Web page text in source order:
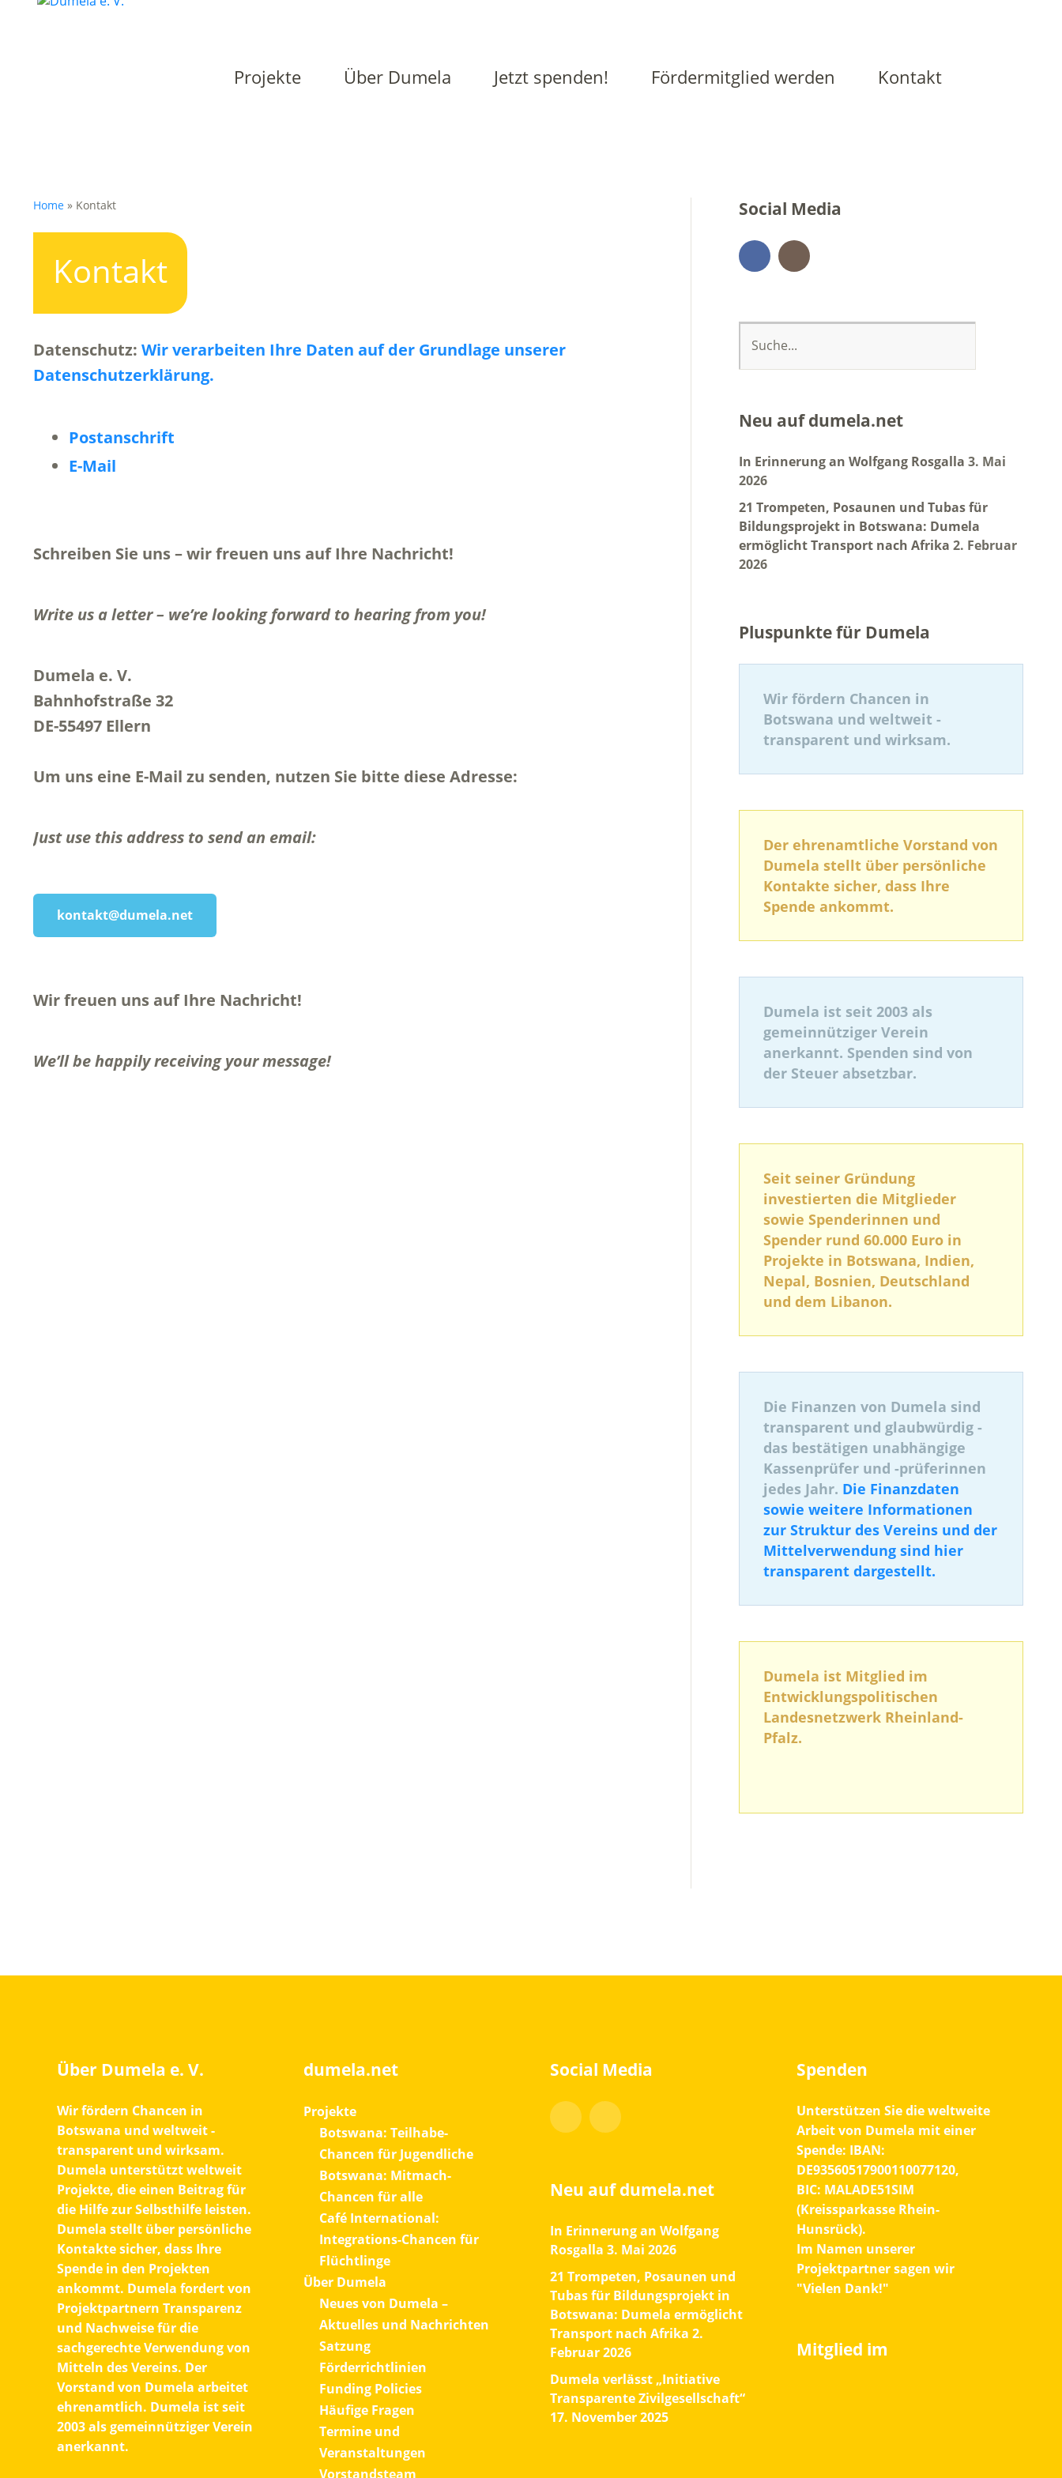
Projekte Über Dumela Jetzt spenden! Fördermitglied werden Kontakt
Home » Kontakt
Kontakt
Datenschutz: Wir verarbeiten Ihre Daten auf der Grundlage unserer
Datenschutzerklärung.
Postanschrift
E-Mail
Schreiben Sie uns – wir freuen uns auf Ihre Nachricht!
Write us a letter – we’re looking forward to hearing from you!
Dumela e. V.
Bahnhofstraße 32
DE-55497 Ellern
Um uns eine E-Mail zu senden, nutzen Sie bitte diese Adresse:
Just use this address to send an email:
kontakt@dumela.net
Wir freuen uns auf Ihre Nachricht!
We’ll be happily receiving your message!
Social Media
FacebookInstagram
Neu auf dumela.net
In Erinnerung an Wolfgang Rosgalla 3. Mai
2026
21 Trompeten, Posaunen und Tubas für
Bildungsprojekt in Botswana: Dumela
ermöglicht Transport nach Afrika 2. Februar
2026
Pluspunkte für Dumela
Wir fördern Chancen in
Botswana und weltweit -
transparent und wirksam.
Der ehrenamtliche Vorstand von
Dumela stellt über persönliche
Kontakte sicher, dass Ihre
Spende ankommt.
Dumela ist seit 2003 als
gemeinnütziger Verein
anerkannt. Spenden sind von
der Steuer absetzbar.
Seit seiner Gründung
investierten die Mitglieder
sowie Spenderinnen und
Spender rund 60.000 Euro in
Projekte in Botswana, Indien,
Nepal, Bosnien, Deutschland
und dem Libanon.
Die Finanzen von Dumela sind
transparent und glaubwürdig -
das bestätigen unabhängige
Kassenprüfer und -prüferinnen
jedes Jahr. Die Finanzdaten
sowie weitere Informationen
zur Struktur des Vereins und der
Mittelverwendung sind hier
transparent dargestellt.
Dumela ist Mitglied im
Entwicklungspolitischen
Landesnetzwerk Rheinland-
Pfalz.
Über Dumela e. V.
Wir fördern Chancen in
Botswana und weltweit -
transparent und wirksam.
Dumela unterstütztweltweit
Projekte, die einen Beitrag für
die Hilfe zur Selbsthilfe leisten.
Dumela stellt über persönliche
Kontaktesicher, dass Ihre
Spende in den Projekten
ankommt. Dumela fordert von
Projektpartnern Transparenz
und Nachweise für die
sachgerechte Verwendung von
Mitteln des Vereins. Der
Vorstand von Dumela arbeitet
ehrenamtlich. Dumela ist seit
2003 alsgemeinnütziger Verein
anerkannt.
dumela.net
Projekte
Botswana: Teilhabe-
Chancen für Jugendliche
Botswana: Mitmach-
Chancen für alle
Café International:
Integrations-Chancen für
Flüchtlinge
Über Dumela
Neues von Dumela –
Aktuelles und Nachrichten
Satzung
Förderrichtlinien
Funding Policies
Häufige Fragen
Termine und
Veranstaltungen
Vorstandsteam
Social Media
Facebook
Neu auf dumela.net
In Erinnerung an Wolfgang
Rosgalla 3. Mai 2026
21 Trompeten, Posaunen und
Tubas für Bildungsprojekt in
Botswana: Dumela ermöglicht
Transport nach Afrika 2.
Februar 2026
Dumela verlässt „Initiative
Transparente Zivilgesellschaft“
17. November 2025
Spenden
Unterstützen Sie die weltweite
Arbeit von Dumela mit einer
Spende: IBAN:
DE93560517900110077120,
BIC: MALADE51SIM
(Kreissparkasse Rhein-
Hunsrück).
Im Namen unserer
Projektpartner sagen wir
"Vielen Dank!"
Mitglied im